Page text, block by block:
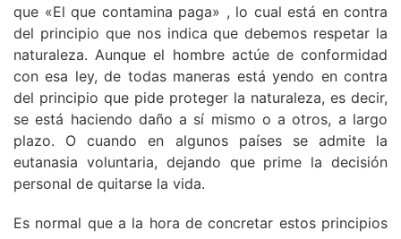
que «El que contamina paga» , lo cual está en contra
del principio que nos indica que debemos respetar la
naturaleza. Aunque el hombre actúe de conformidad
con esa ley, de todas maneras está yendo en contra
del principio que pide proteger la naturaleza, es decir,
se está haciendo daño a sí mismo o a otros, a largo
plazo. O cuando en algunos países se admite la
eutanasia voluntaria, dejando que prime la decisión
personal de quitarse la vida.
Es normal que a la hora de concretar estos principios